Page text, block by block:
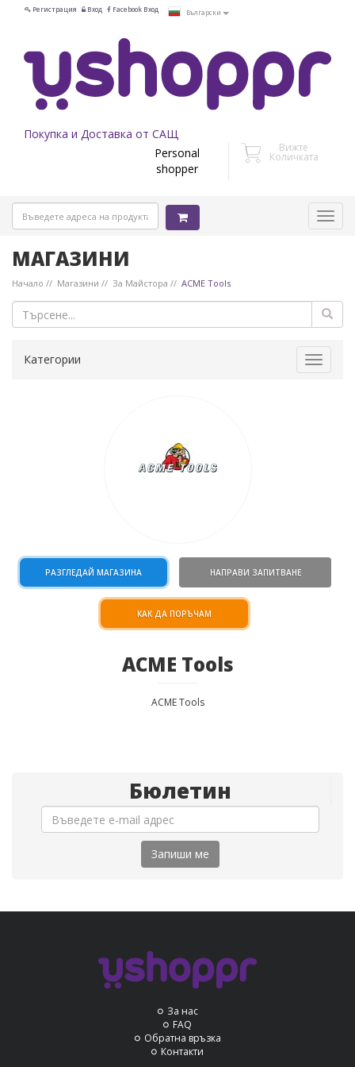
Регистрация Вход Facebook Вход Български
Покупка и Доставка от САЩ
Personal
shopper
Вижте
Количката
МАГАЗИНИ
Начало Магазини За Майстора ACME Tools
Toggle
Категории
РАЗГЛЕДАЙ МАГАЗИНА НАПРАВИ ЗАПИТВАНЕ
КАК ДА ПОРЪЧАМ
ACME Tools
ACME Tools
Бюлетин
Запиши ме
За нас
FAQ
Обратна връзка
Контакти